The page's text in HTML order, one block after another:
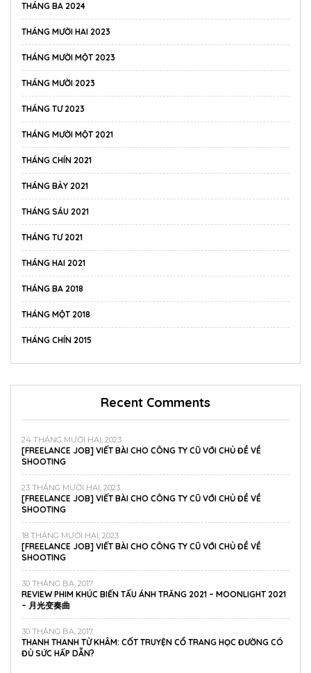
THÁNG BA 2024
THÁNG MƯỜI HAI 2023
THÁNG MƯỜI MỘT 2023
THÁNG MƯỜI 2023
THÁNG TƯ 2023
THÁNG MƯỜI MỘT 2021
THÁNG CHÍN 2021
THÁNG BẢY 2021
THÁNG SÁU 2021
THÁNG TƯ 2021
THÁNG HAI 2021
THÁNG BA 2018
THÁNG MỘT 2018
THÁNG CHÍN 2015
Recent Comments
24 THÁNG MƯỜI HAI, 2023
[FREELANCE JOB] VIẾT BÀI CHO CÔNG TY CŨ VỚI CHỦ ĐỀ VỀ
SHOOTING
23 THÁNG MƯỜI HAI, 2023
[FREELANCE JOB] VIẾT BÀI CHO CÔNG TY CŨ VỚI CHỦ ĐỀ VỀ
SHOOTING
18 THÁNG MƯỜI HAI, 2023
[FREELANCE JOB] VIẾT BÀI CHO CÔNG TY CŨ VỚI CHỦ ĐỀ VỀ
SHOOTING
30 THÁNG BA, 2017
REVIEW PHIM KHÚC BIẾN TẤU ÁNH TRĂNG 2021 – MOONLIGHT 2021
– 月光变奏曲
30 THÁNG BA, 2017
THANH THANH TỬ KHÂM: CỐT TRUYỆN CỔ TRANG HỌC ĐƯỜNG CÓ
ĐỦ SỨC HẤP DẪN?